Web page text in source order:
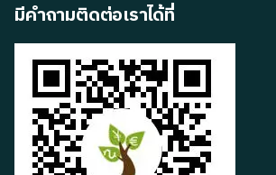
มีคำถามติดต่อเราได้ที่